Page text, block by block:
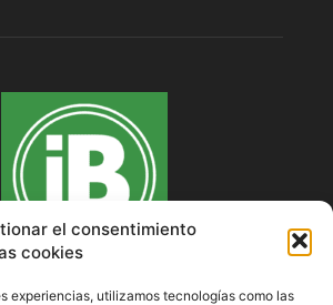
el consentimiento
cookies
experiencias, utilizamos tecnologías como las